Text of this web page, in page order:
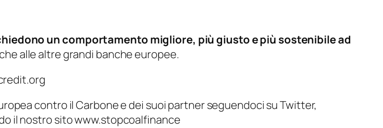
un comportamento migliore, più giusto e più sostenibile ad
alle altre grandi banche europee.
contro il Carbone e dei suoi partner seguendoci su Twitter,
il nostro sito www.stopcoalfinance